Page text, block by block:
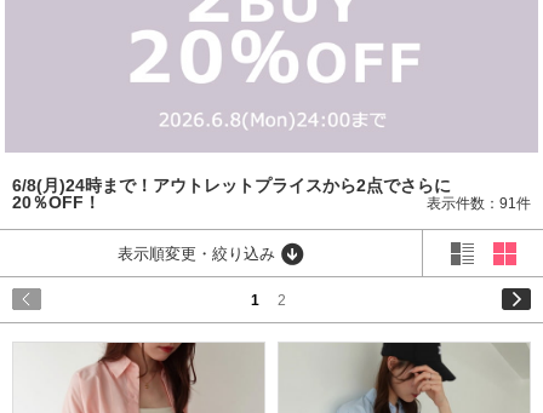
6/8(月)24時まで！アウトレットプライスから2点でさらに
20％OFF！
表示件数：91件
表示順変更・絞り込み
1 2